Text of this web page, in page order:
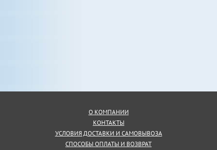
О КОМПАНИИ
КОНТАКТЫ
УСЛОВИЯ ДОСТАВКИ И САМОВЫВОЗА
СПОСОБЫ ОПЛАТЫ И ВОЗВРАТ